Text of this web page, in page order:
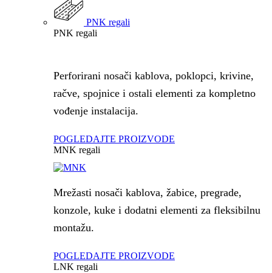
PNK regali
PNK regali
Perforirani nosači kablova, poklopci, krivine,
račve, spojnice i ostali elementi za kompletno
vođenje instalacija.
POGLEDAJTE PROIZVODE
MNK regali
Mrežasti nosači kablova, žabice, pregrade,
konzole, kuke i dodatni elementi za fleksibilnu
montažu.
POGLEDAJTE PROIZVODE
LNK regali